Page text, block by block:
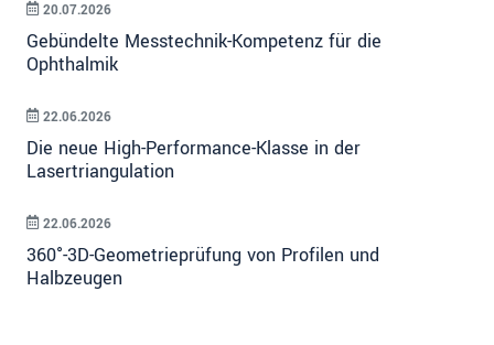
Gebündelte Messtechnik-Kompetenz für die
Ophthalmik
20.07.2026
Die neue High-Performance-Klasse in der
Lasertriangulation
22.06.2026
360°-3D-Geometrieprüfung von Profilen und
Halbzeugen
22.06.2026